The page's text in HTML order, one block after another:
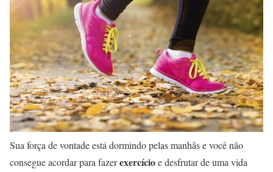
Sua força de vontade está dormindo pelas manhãs e você não
consegue acordar para fazerexercícioe desfrutar de uma vida